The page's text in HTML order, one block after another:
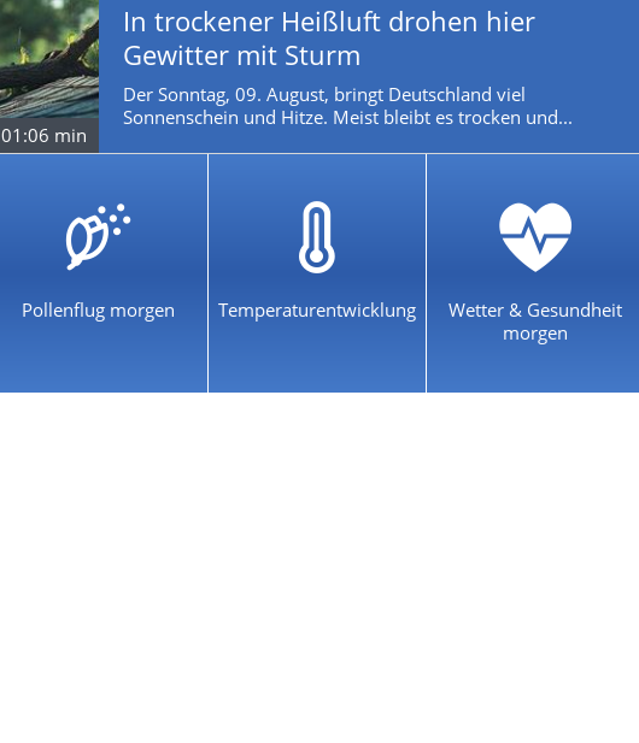
01:06 min
In trockener Heißluft drohen hier
Gewitter mit Sturm
Der Sonntag, 09. August, bringt Deutschland viel
Sonnenschein und Hitze. Meist bleibt es trocken und...
Pollenflug morgen Temperaturentwicklung
Wetter & Gesundheit
morgen